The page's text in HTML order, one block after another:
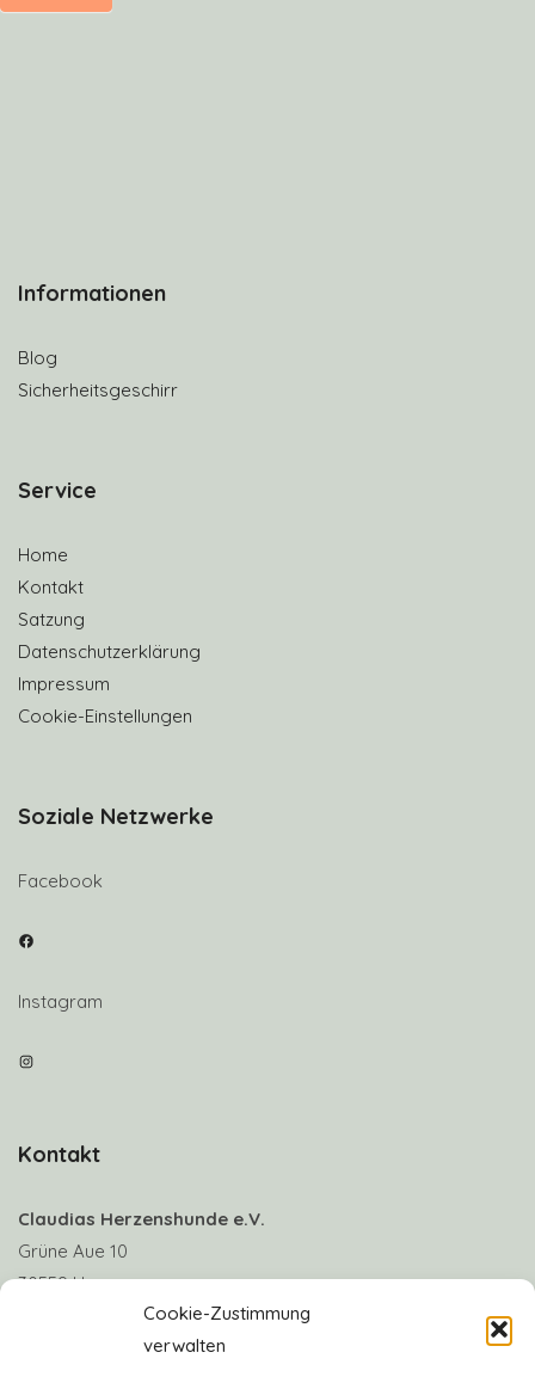
Cookie-Zustimmung
verwalten
Informationen
Blog
Sicherheitsgeschirr
Service
Home
Kontakt
Satzung
Datenschutzerklärung
Impressum
Cookie-Einstellungen
Soziale Netzwerke
Facebook
Facebook
Instagram
Instagram
Kontakt
Claudias Herzenshunde e.V.
Grüne Aue 10
30559 Hannover
Telefon: +49 170 8063922